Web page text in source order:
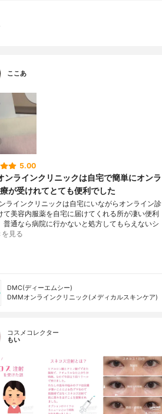
ここあ
5.00
ンラインクリニックは自宅で簡単にオンラ
が受けれてとても便利でした
ラインクリニックは自宅にいながらオンライン診
て美容内服薬を自宅に届けてくれる所が凄い便利
普通なら病院に行かないと処方してもらえないシ
を見る
DMC(ディーエムシー)
DMMオンラインクリニック(メディカルスキンケア)
コスメコレクター
もい